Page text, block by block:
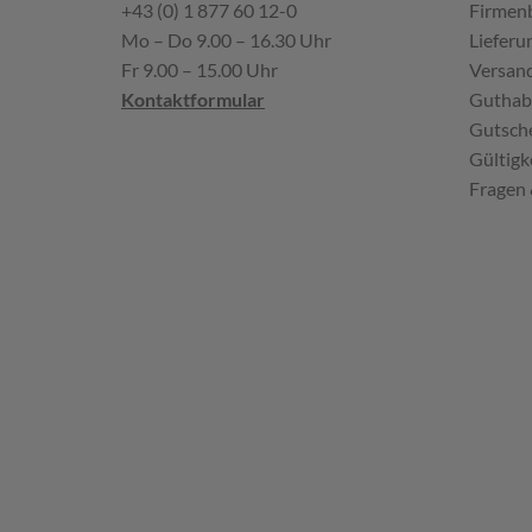
+43 (0) 1 877 60 12-0
Mo – Do 9.00 – 16.30 Uhr
Fr 9.00 – 15.00 Uhr
Kontaktformular